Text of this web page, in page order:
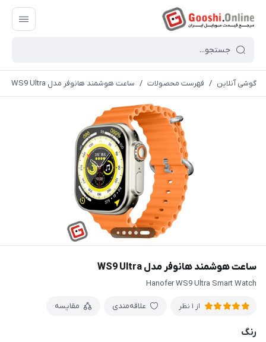
گوشی آنلاین / فهرست محصولات / ساعت هوشمند هانوفر مدل WS9 Ultra
ساعت هوشمند هانوفر مدل WS9 Ultra
Hanofer WS9 Ultra Smart Watch
از 1 نظر علاقه‌مندی مقایسه
رنگ